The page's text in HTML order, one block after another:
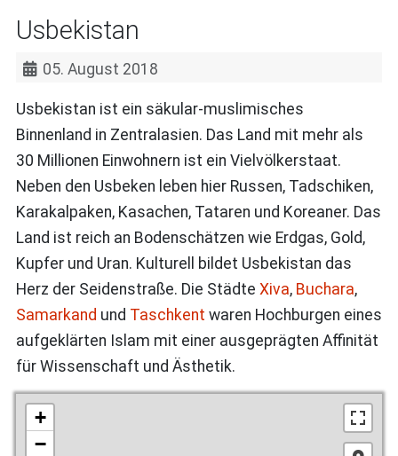
Usbekistan
05. August 2018
Usbekistan ist ein säkular-muslimisches
Binnenland in Zentralasien. Das Land mit mehr als
30 Millionen Einwohnern ist ein Vielvölkerstaat.
Neben den Usbeken leben hier Russen, Tadschiken,
Karakalpaken, Kasachen, Tataren und Koreaner. Das
Land ist reich an Bodenschätzen wie Erdgas, Gold,
Kupfer und Uran. Kulturell bildet Usbekistan das
Herz der Seidenstraße. Die Städte Xiva, Buchara,
Samarkand und Taschkent waren Hochburgen eines
aufgeklärten Islam mit einer ausgeprägten Affinität
für Wissenschaft und Ästhetik.
+
−